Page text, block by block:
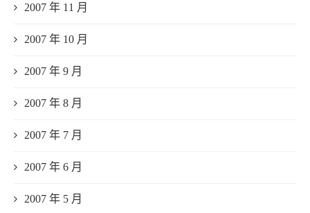
2007 年 11 月
2007 年 10 月
2007 年 9 月
2007 年 8 月
2007 年 7 月
2007 年 6 月
2007 年 5 月